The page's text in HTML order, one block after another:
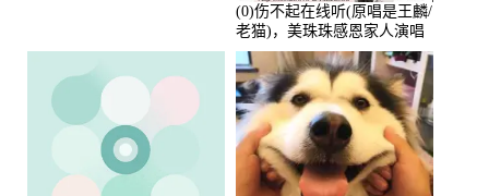
(0)伤不起在线听(原唱是王麟/
老猫)，美珠珠感恩家人演唱
点播:80218次